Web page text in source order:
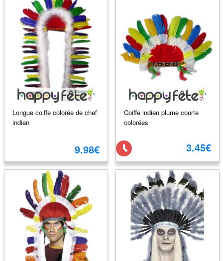
Longue coiffe colorée de chef
indien
9.98€
Coiffe indien plume courte
colorées
3.45€